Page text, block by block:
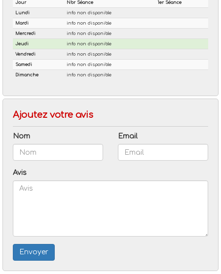
Ajoutez votre avis
Nom Email
Avis
Envoyer